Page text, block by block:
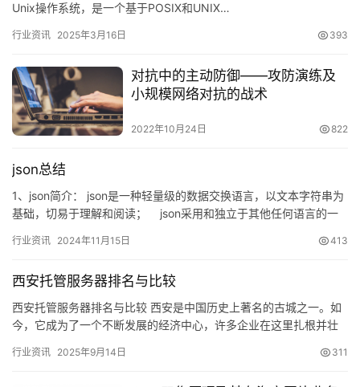
Unix操作系统，是一个基于POSIX和UNIX…
行业资讯 2025年3月16日 393
对抗中的主动防御——攻防演练及
小规模网络对抗的战术
2022年10月24日 822
json总结
1、json简介： json是一种轻量级的数据交换语言，以文本字符串为
基础，切易于理解和阅读； json采用和独立于其他任何语言的一
行业资讯 2024年11月15日 413
西安托管服务器排名与比较
西安托管服务器排名与比较 西安是中国历史上著名的古城之一。如
今，它成为了一个不断发展的经济中心，许多企业在这里扎根并壮
储。…
行业资讯 2025年9月14日 311